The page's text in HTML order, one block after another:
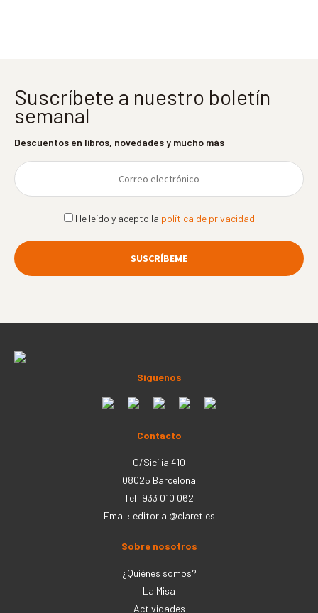
Suscríbete a nuestro boletín
semanal
Descuentos en libros, novedades y mucho más
He leído y acepto la política de privacidad
Síguenos
Contacto
C/Sicília 410
08025 Barcelona
Tel: 933 010 062
Email: editorial@claret.es
Sobre nosotros
¿Quiénes somos?
La Misa
Actividades